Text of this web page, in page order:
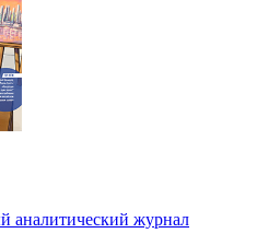
аналитический журнал